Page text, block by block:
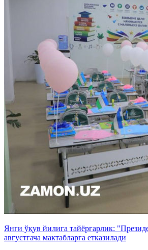
Янги ўқув йилига тайёргарлик:
августгача мактабларга етказилади